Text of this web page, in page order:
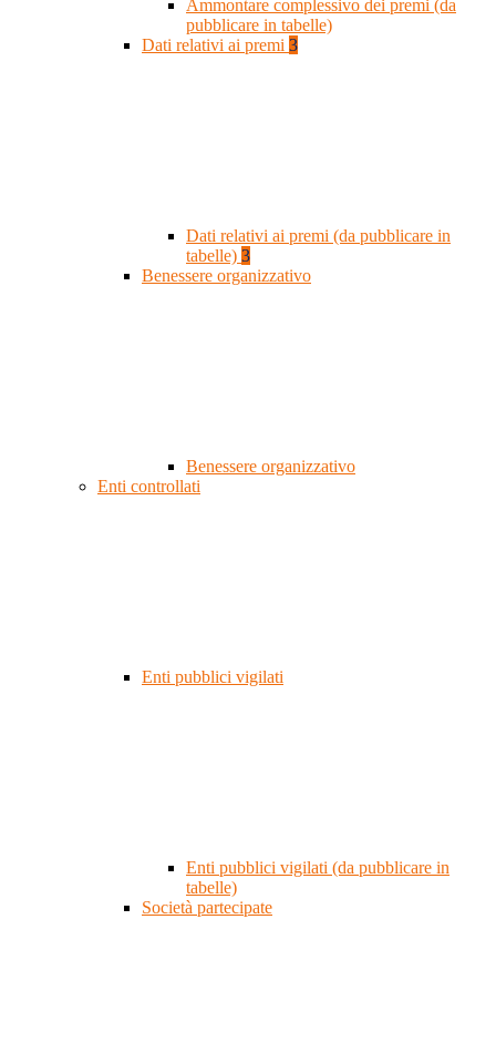
Ammontare complessivo dei premi (da
pubblicare in tabelle)
Dati relativi ai premi 3
Dati relativi ai premi (da pubblicare in
tabelle) 3
Benessere organizzativo
Benessere organizzativo
Enti controllati
Enti pubblici vigilati
Enti pubblici vigilati (da pubblicare in
tabelle)
Società partecipate